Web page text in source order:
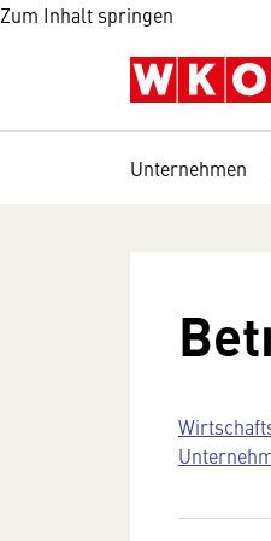
Zum Inhalt springen
Unternehmen